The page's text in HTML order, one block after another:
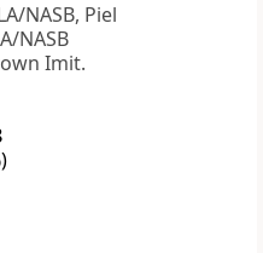
NASB, Piel
NASB
Imit.